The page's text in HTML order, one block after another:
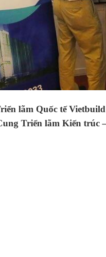
lãm Quốc tế
Triển lãm Kiến trúc